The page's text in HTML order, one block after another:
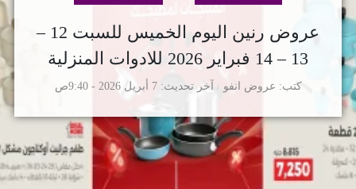
عروض رنين اليوم الخميس للسبت 12 –
13 – 14 فبراير 2026 للادوات المنزلية
كتب عروض انفو آخر تحديث 7 أبريل 2026 - 9:40ص